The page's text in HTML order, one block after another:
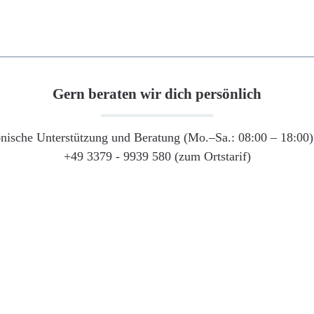
Gern beraten wir dich persönlich
Unterstützung und Beratung (Mo.–Sa.: 08:00 –
+49 3379 - 9939 580 (zum Ortstarif)